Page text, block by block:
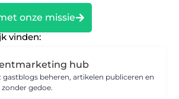
onze missie
vinden:
hub
gastblogs beheren, artikelen publiceren en
gedoe.